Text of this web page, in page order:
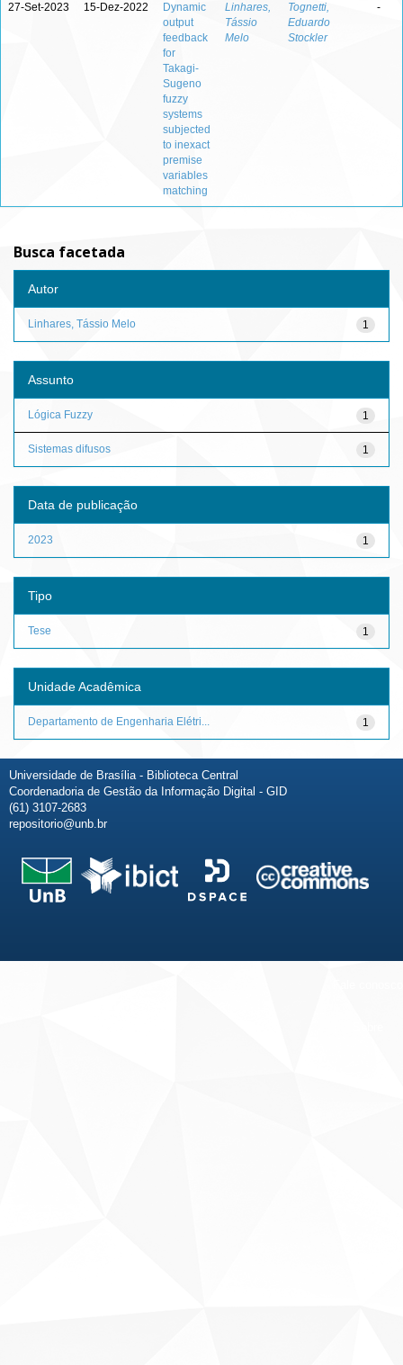
27-Set-2023 15-Dez-2022
Dynamic
output
feedback
for
Takagi-
Sugeno
fuzzy
systems
subjected
to inexact
premise
variables
matching
Linhares,
Tássio
Melo
Tognetti,
Eduardo
Stockler
-
Busca facetada
Autor
1
Linhares, Tássio Melo
Assunto
1
Lógica Fuzzy
1
Sistemas difusos
Data de publicação
1
2023
Tipo
1
Tese
Unidade Acadêmica
1
Departamento de Engenharia Elétri...
Universidade de Brasília - Biblioteca Central
Coordenadoria de Gestão da Informação Digital - GID
(61) 3107-2683
repositorio@unb.br